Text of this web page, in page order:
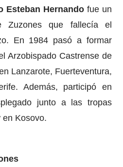
Esteban Hernando fue un
Zuzones que fallecía el
En 1984 pasó a formar
Arzobispado Castrense de
Lanzarote, Fuerteventura,
Además, participó en
junto a las tropas
en Kosovo.